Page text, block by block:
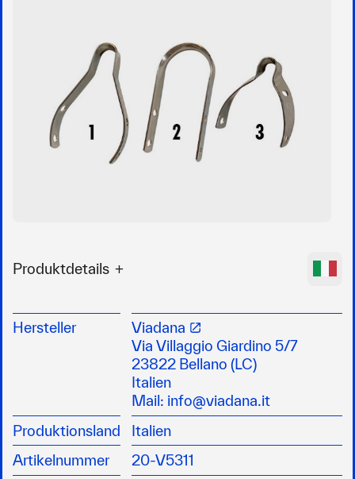
Produktdetails
Mast oder Spieren
ideal für Großschot oder Niederholer
Hersteller
Viadana
Via Villaggio Giardino 5/7
23822 Bellano (LC)
Italien
Mail: info@viadana.it
Produktionsland
Italien
Artikelnummer
20-V5311